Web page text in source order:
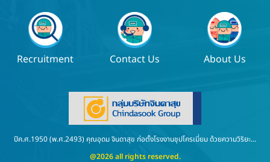
Recruitment Contact Us About Us
ปีค.ศ.1950 (พ.ศ.2493) คุณอุดม จินดาสุข ก่อตั้งโรงงานชุปโครเมี่ยม ด้วยความวิริยะ...
@2026 all rights reserved.